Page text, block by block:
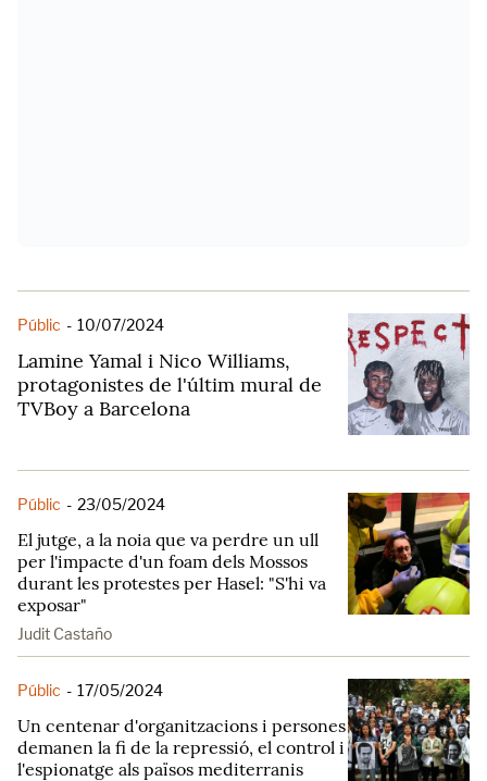
Públic - 10/07/2024
Lamine Yamal i Nico Williams,
protagonistes de l'últim mural de
TVBoy a Barcelona
Públic - 23/05/2024
El jutge, a la noia que va perdre un ull
per l'impacte d'un foam dels Mossos
durant les protestes per Hasel: "S'hi va
exposar"
Judit Castaño
Públic - 17/05/2024
Un centenar d'organitzacions i persones
demanen la fi de la repressió, el control i
l'espionatge als països mediterranis